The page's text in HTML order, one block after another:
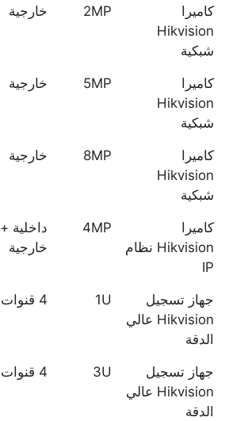
كاميرا
Hikvision
شبكية
2MP خارجية
كاميرا
Hikvision
شبكية
5MP خارجية
كاميرا
Hikvision
شبكية
8MP خارجية
كاميرا
Hikvision نظام
IP
4MP
داخلية +
خارجية
جهاز تسجيل
Hikvision عالي
الدقة
1U 4 قنوات
جهاز تسجيل
Hikvision عالي
الدقة
3U 4 قنوات